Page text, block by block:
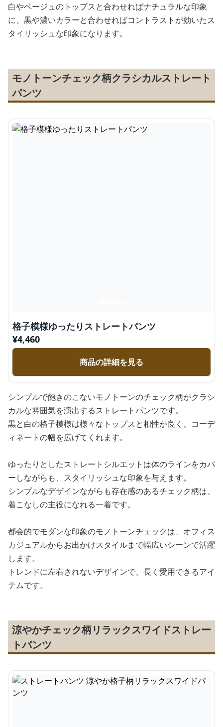
白やベージュのトップスと合わせればナチュラルな印象
に、黒や濃いカラーと合わせればコントラストが効いたス
タイリッシュな印象になります。
モノトーンチェック柄クラシカルストレート
パンツ
格子模様ゆったりストレートパンツ
¥4,460
商品の詳細を見る
シンプルで飽きのこないモノトーンのチェック柄がクラシ
カルな雰囲気を演出するストレートパンツです。
黒と白の格子模様は様々なトップスと相性が良く、コーデ
ィネートの幅を広げてくれます。
ゆったりとしたストレートシルエットは体のラインをカバ
ーしながらも、スタイリッシュな印象を与えます。
シンプルなデザインながらも存在感のあるチェック柄は、
着こなしの主役になれる一着です。
都会的でモダンな印象のモノトーンチェックは、オフィス
カジュアルからお出かけスタイルまで幅広いシーンで活躍
します。
トレンドに左右されないデザインで、長く愛用できるアイ
テムです。
涼やかチェック柄リラックスワイドストレー
トパンツ